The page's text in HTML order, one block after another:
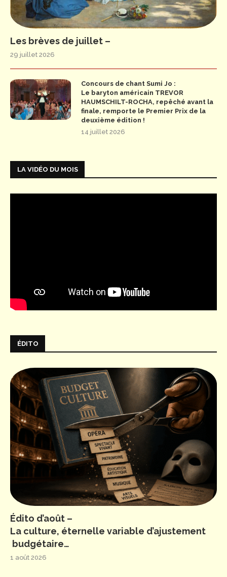
Les brèves de juillet –
29 juillet 2026
Concours de chant Sumi Jo :
Le baryton américain TREVOR
HAUMSCHILT-ROCHA, repêché avant la
finale, remporte le Premier Prix de la
deuxième édition !
14 juillet 2026
LA VIDÉO DU MOIS
ÉDITO
Édito d’août –
La culture, éternelle variable d’ajustement
budgétaire…
1 août 2026